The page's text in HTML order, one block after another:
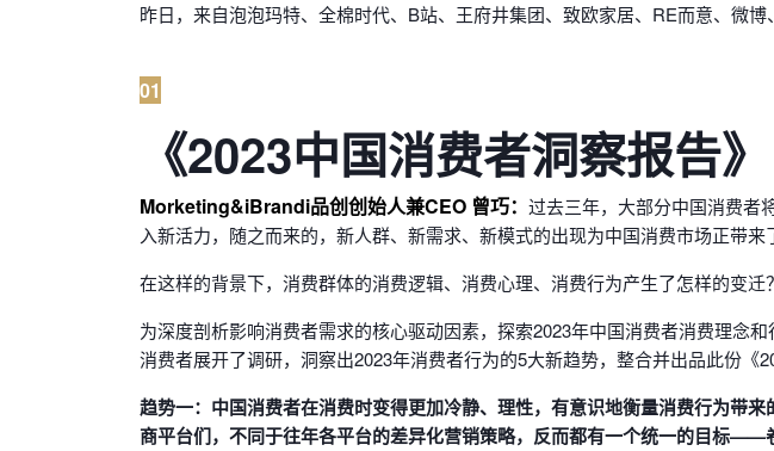
昨日，来自泡泡玛特、全棉时代、B站、王府井集团、致欧家居、RE而意、微
01
《2023中国消费者洞察报告》
Morketing&iBrandi品创创始人兼CEO 曾巧： 过去三年，大部分中国消费者
入新活力，随之而来的，新人群、新需求、新模式的出现为中国消费市场正带来
在这样的背景下，消费群体的消费逻辑、消费心理、消费行为产生了怎样的变迁？
为深度剖析影响消费者需求的核心驱动因素，探索2023年中国消费者消费理念
消费者展开了调研，洞察出2023年消费者行为的5大新趋势，整合并出品此份《
趋势一：中国消费者在消费时变得更加冷静、理性，有意识地衡量消费行为带
商平台们，不同于往年各平台的差异化营销策略，反而都有一个统一的目标——